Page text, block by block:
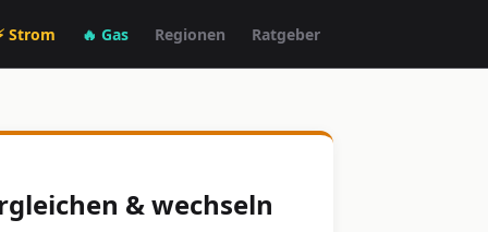
Strom 🔥 Gas Regionen Ratgeber
& wechseln